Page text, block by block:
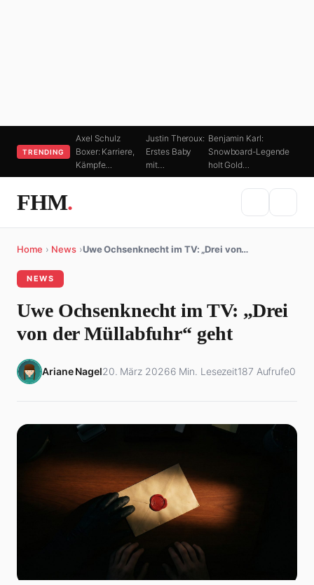
TRENDING
Axel Schulz
Boxer: Karriere,
Kämpfe…
Justin Theroux:
Erstes Baby
mit…
Benjamin Karl:
Snowboard-Legende
holt Gold…
FHM.
Home › News ›Uwe Ochsenknecht im TV: „Drei von…
NEWS
Uwe Ochsenknecht im TV: „Drei
von der Müllabfuhr“ geht
Ariane Nagel20. März 20266 Min. Lesezeit187 Aufrufe0